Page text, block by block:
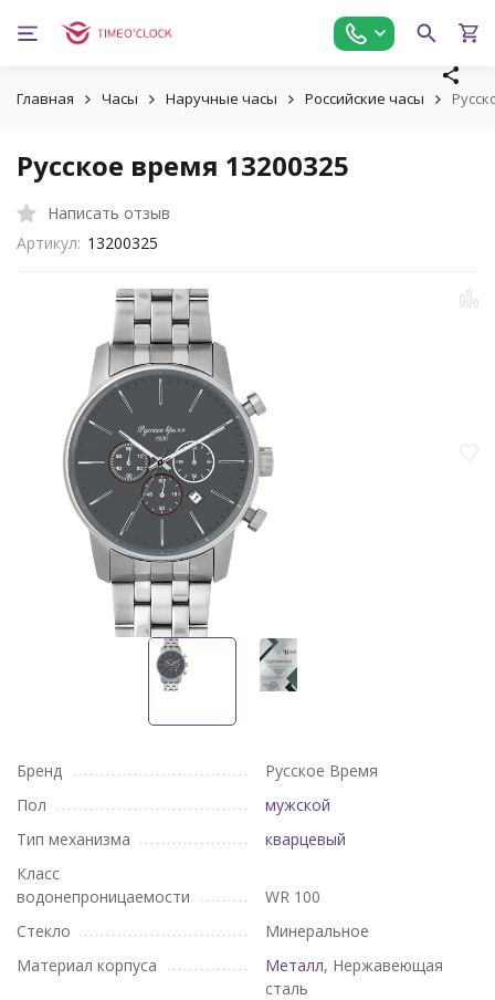
Главная Часы Наручные часы Российские часы
Русское время 13200325
Написать отзыв
Артикул: 13200325
Бренд
Русское Время
Пол
мужской
Тип механизма
кварцевый
Класс
водонепроницаемости
WR 100
Стекло
Минеральное
Материал корпуса
Металл, Нержавеющая
сталь